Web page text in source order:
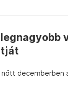
decemberben